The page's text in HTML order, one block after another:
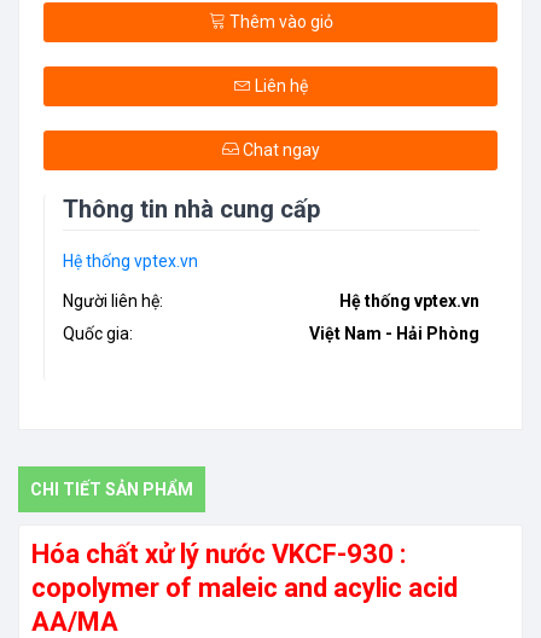
Thêm vào giỏ
Liên hệ
Chat ngay
Thông tin nhà cung cấp
Hệ thống vptex.vn
Người liên hệ:
Hệ thống vptex.vn
Quốc gia:
Việt Nam - Hải Phòng
CHI TIẾT SẢN PHẨM
Hóa chất xử lý nước VKCF-930 :
copolymer of maleic and acylic acid
AA/MA